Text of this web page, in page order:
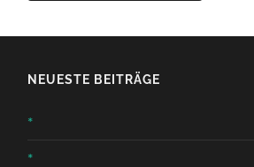
NEUESTE BEITRÄGE
*
*